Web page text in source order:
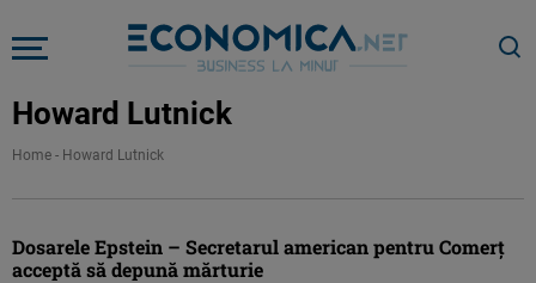
Howard Lutnick
Home - Howard Lutnick
Dosarele Epstein – Secretarul american pentru Comerţ
acceptă să depună mărturie